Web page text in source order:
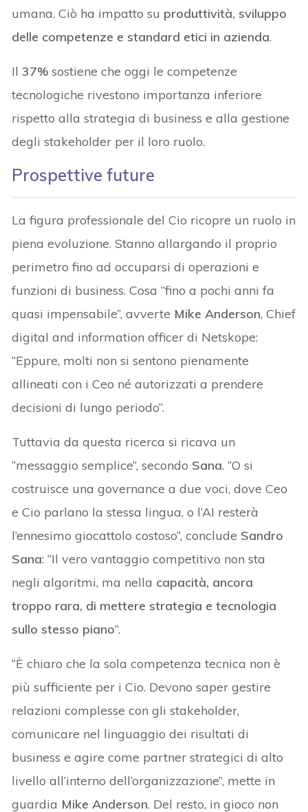
umana. Ciò ha impatto su produttività, sviluppo
delle competenze e standard etici in azienda.
Il37% sostiene che oggi le competenze
tecnologiche rivestono importanza inferiore
rispetto alla strategia di business e alla gestione
degli stakeholder per il loro ruolo.
Prospettive future
La figura professionale del Cio ricopre un ruolo in
piena evoluzione. Stanno allargando il proprio
perimetro fino ad occuparsi di operazioni e
funzioni di business. Cosa “fino a pochi anni fa
quasi impensabile”, avverte Mike Anderson, Chief
digital and information officer di Netskope:
“Eppure, molti non si sentono pienamente
allineati con i Ceo né autorizzati a prendere
decisioni di lungo periodo”.
Tuttavia da questa ricerca si ricava un
“messaggio semplice”, secondo Sana. “O si
costruisce una governance a due voci, dove Ceo
e Cio parlano la stessa lingua, o l’AI resterà
l’ennesimo giocattolo costoso”, conclude Sandro
Sana: “Il vero vantaggio competitivo non sta
negli algoritmi, ma nella capacità, ancora
troppo rara, di mettere strategia e tecnologia
sullo stesso piano“.
“È chiaro che la sola competenza tecnica non è
più sufficiente per i Cio. Devono saper gestire
relazioni complesse con gli stakeholder,
comunicare nel linguaggio dei risultati di
business e agire come partner strategici di alto
livello all’interno dell’organizzazione”, mette in
guardia Mike Anderson. Del resto, in gioco non